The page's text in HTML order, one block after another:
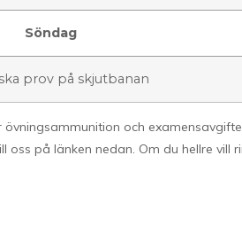
Söndag
prov på skjutbanan
och
på länken nedan. Om du hellre vill